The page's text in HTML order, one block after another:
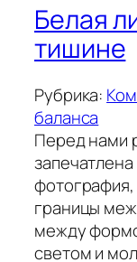
Белая
тишине
Рубрика:
баланса
Перед нами
границы
между
светом и